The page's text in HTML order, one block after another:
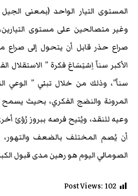
المستوى التيار الواحد (بمعنى
وغير متصالحين على مستوى
صراع حذر قابل أن يتحول إلى صراع
الأكبر سناً اِسْتِسَاغ فكرة ” الاستقلال
سناً”، وذلك من خلال تبني ” الوعي
المرونة والنضج الفكري، بحيث
وعيه للنقد، ويُتيح فرصه ببروز رُؤىً
أن يُصم المختلف بالضعف
الصومالي اليوم هو رهين مدى قبول
Post Views: 102